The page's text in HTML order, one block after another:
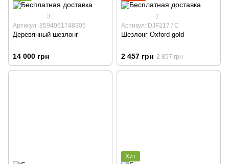
3
Артикул: 8594061748305
Деревянный шезлонг
14 000 грн
2
Артикул: DJF217 / С
Шезлонг Oxford gold
2 457 грн 2 857 грн
Хит